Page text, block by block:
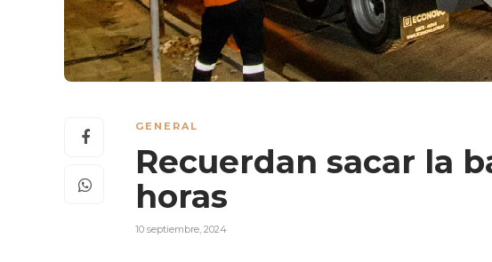
GENERAL
Recuerdan sacar la
horas
10 septiembre, 2024